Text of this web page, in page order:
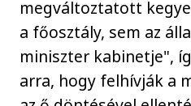
megváltoztatott
a főosztály, sem az
miniszter kabinetje",
arra, hogy felhívják a